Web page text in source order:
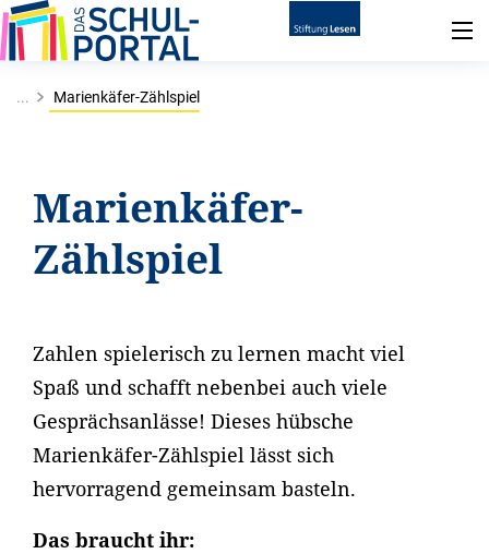
... Marienkäfer-Zählspiel
Marienkäfer-
Zählspiel
Zahlen spielerisch zu lernen macht viel
Spaß und schafft nebenbei auch viele
Gesprächsanlässe! Dieses hübsche
Marienkäfer-Zählspiel lässt sich
hervorragend gemeinsam basteln.
Das braucht ihr: